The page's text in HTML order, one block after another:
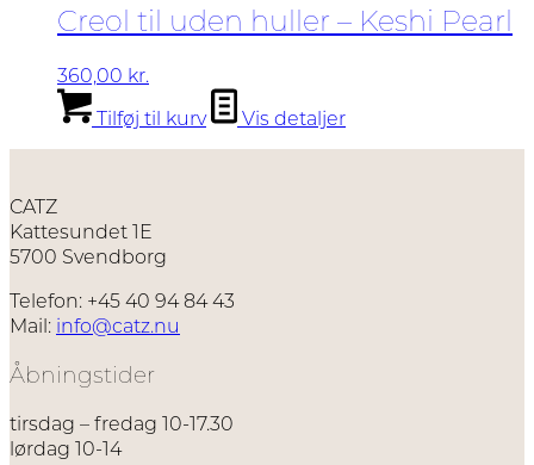
Creol til uden huller – Keshi Pearl
360,00 kr.
Tilføj til kurv
Vis detaljer
CATZ
Kattesundet 1E
5700 Svendborg
Telefon: +45 40 94 84 43
Mail: info@catz.nu
Åbningstider
tirsdag – fredag 10-17.30
lørdag 10-14